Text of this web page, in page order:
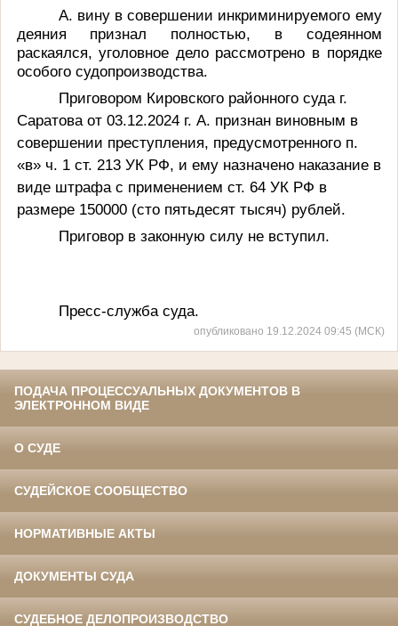
А. вину в совершении инкриминируемого ему
деяния признал полностью, в содеянном
раскаялся, уголовное дело рассмотрено в порядке
особого судопроизводства.
Приговором Кировского районного суда г.
Саратова от 03.12.2024 г. А. признан виновным в
совершении преступления, предусмотренного п.
«в» ч. 1 ст. 213 УК РФ, и ему назначено наказание в
виде штрафа с применением ст. 64 УК РФ в
размере 150000 (сто пятьдесят тысяч) рублей.
Приговор в законную силу не вступил.
Пресс-служба суда.
опубликовано 19.12.2024 09:45 (МСК)
ПОДАЧА ПРОЦЕССУАЛЬНЫХ ДОКУМЕНТОВ В
ЭЛЕКТРОННОМ ВИДЕ
О СУДЕ
СУДЕЙСКОЕ СООБЩЕСТВО
НОРМАТИВНЫЕ АКТЫ
ДОКУМЕНТЫ СУДА
СУДЕБНОЕ ДЕЛОПРОИЗВОДСТВО